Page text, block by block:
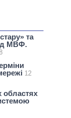
та
МВФ.
12
областях